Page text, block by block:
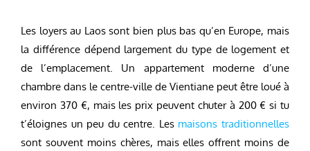
Les loyers au Laos sont bien plus bas qu’en Europe, mais
la différence dépend largement du type de logement et
de l’emplacement. Un appartement moderne d’une
chambre dans le centre-ville de Vientiane peut être loué à
environ 370 €, mais les prix peuvent chuter à 200 € si tu
t’éloignes un peu du centre. Les maisons traditionnelles
sont souvent moins chères, mais elles offrent moins de